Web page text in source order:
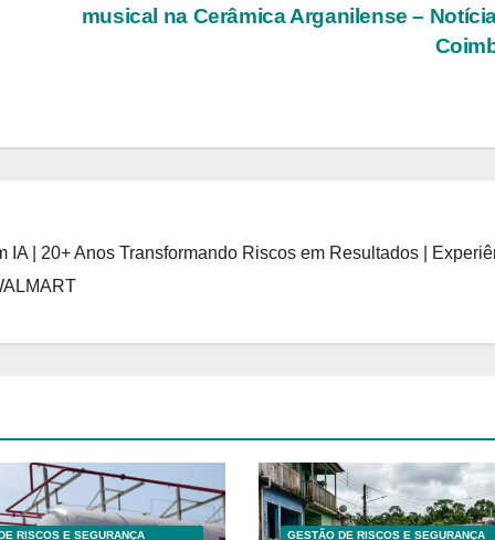
musical na Cerâmica Arganilense –
| 20+ Anos Transformando Riscos em Resultados |
RISCOS E SEGURANÇA
GESTÃO DE RISCOS E SEGURANÇA